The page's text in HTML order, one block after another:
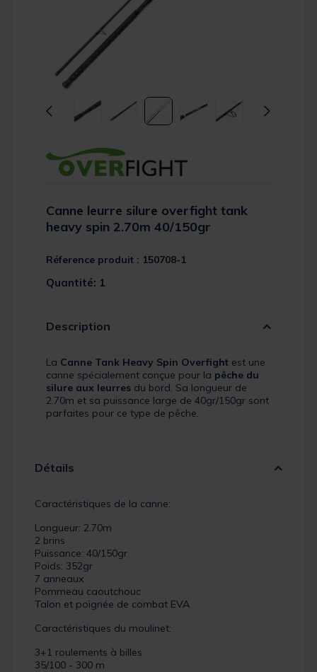
Canne leurre silure overfight tank
heavy spin 2.70m 40/150gr
Réference produit : 150708-1
Quantité: 1
Description
La Canne Tank Heavy Spin Overfight est une
canne spécialement conçue pour la pêche du
silure aux leurres du bord. Sa longueur de
2.70m et sa puissance large de 40gr/150gr sont
parfaites pour ce type de pêche.
Détails
Caractéristiques de la canne:
Longueur: 2.70m
2 brins
Puissance: 40/150gr
Poids: 352gr
7 anneaux
Pommeau caoutchouc
Talon et poignée de combat EVA
Caractéristiques du moulinet:
3+1 roulements à billes
35/100 - 300 m